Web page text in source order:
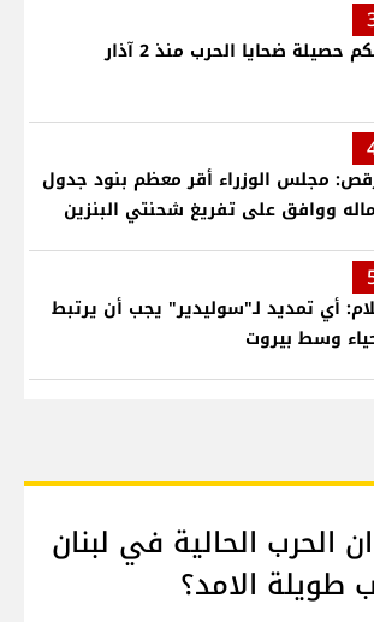
حصيلة ضحايا الحرب منذ 2 آذار
مجلس الوزراء أقر معظم بنود جدول
ووافق على تفريغ شحنتي البنزين
أي تمديد لـ"سوليدير" يجب أن يرتبط
وسط بيروت
الحرب الحالية في لبنان
طويلة الامد؟